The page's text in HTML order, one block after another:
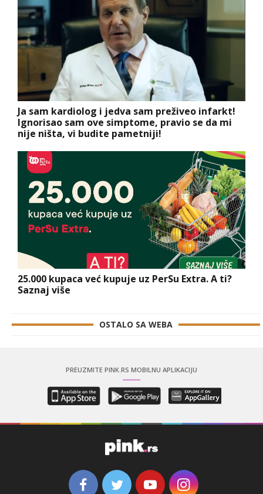
Ja sam kardiolog i jedva sam preživeo infarkt!
Ignorisao sam ove simptome, pravio se da mi
nije ništa, vi budite pametniji!
25.000 kupaca već kupuje uz PerSu Extra. A ti?
Saznaj više
OSTALO SA WEBA
PREUZMITE PINK.RS MOBILNU APLIKACIJU